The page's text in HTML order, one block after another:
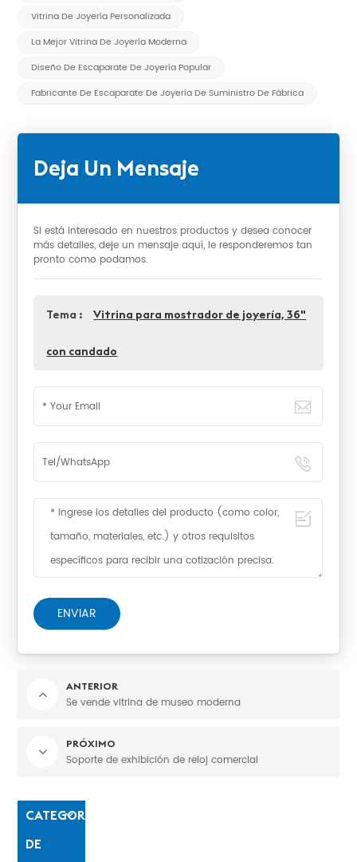
Vitrina De Joyería Personalizada
La Mejor Vitrina De Joyería Moderna
Diseño De Escaparate De Joyería Popular
Fabricante De Escaparate De Joyería De Suministro De Fábrica
Deja Un Mensaje
Si está interesado en nuestros productos y desea conocer
más detalles, deje un mensaje aquí, le responderemos tan
pronto como podamos.
Tema : Vitrina para mostrador de joyería, 36"
con candado
ENVIAR
ANTERIOR
Se vende vitrina de museo moderna
PRÓXIMO
Soporte de exhibición de reloj comercial
CATEGORÍAS
DE